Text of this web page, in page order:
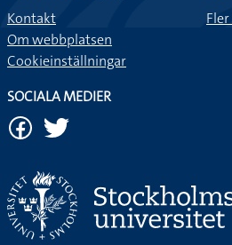
Kontakt
Om webbplatsen
Cookieinställningar
SOCIALA MEDIER